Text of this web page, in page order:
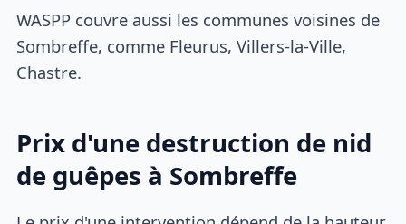
WASPP couvre aussi les communes voisines de
Sombreffe, comme Fleurus, Villers-la-Ville,
Chastre.
Prix d'une destruction de nid
de guêpes à Sombreffe